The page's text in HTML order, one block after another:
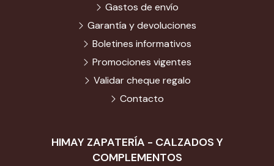
HIMAY ZAPATERÍA - CALZADOS Y
COMPLEMENTOS
Gastos de envío
Garantía y devoluciones
Boletines informativos
Promociones vigentes
Validar cheque regalo
Contacto